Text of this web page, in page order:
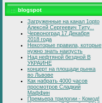
blogspot
Загруженные на канал 1opto
Алексей Сергеевич Титу...
Червоноград 17 Декабря
2018 года
Некоторые правила, которые
нужно знать наизусть
Над нефтяной бездной В
УКРАИНЕ
концерт на площади рынка
во Львове
Как набрать 4000 часов
просмотров Сладкий
Маффин
Премьера трилогии - Комод!